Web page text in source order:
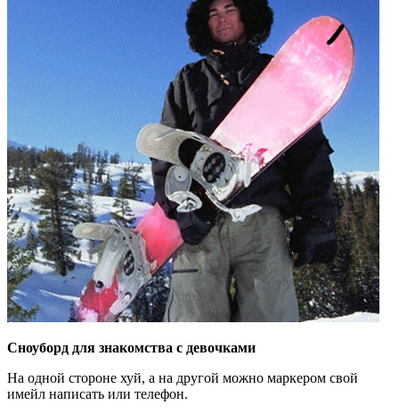
Сноуборд для знакомства с девочками
На одной стороне хуй, а на другой можно маркером свой
имейл написать или телефон.